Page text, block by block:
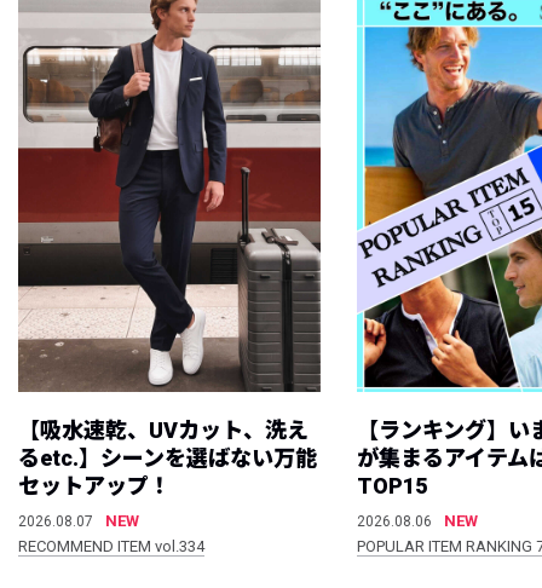
【吸水速乾、UVカット、洗え
るetc.】シーンを選ばない万能
セットアップ！
2026.08.07
NEW
RECOMMEND ITEM vol.334
【ランキング】
が集まるアイテム
TOP15
2026.08.06
NEW
POPULAR ITEM